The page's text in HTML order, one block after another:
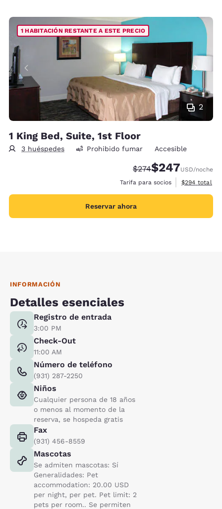
2
1 HABITACIÓN RESTANTE A ESTE PRECIO
1 King Bed, Suite, 1st Floor
3 huéspedes Prohibido fumar Accesible
Precio tachado:
$274Precio con
$247USD/noche
Tarifa para socios
Ver detalles
$294 total
Reservar ahora
INFORMACIÓN
Detalles esenciales
Registro de entrada
3:00 PM
Check-Out
11:00 AM
Número de teléfono
(931) 287-2250
Niños
Cualquier persona de 18 años
o menos al momento de la
reserva, se hospeda gratis
Fax
(931) 456-8559
Mascotas
Se admiten mascotas: Sí
Generalidades: Pet
accommodation: 20.00 USD
per night, per pet. Pet limit: 2
pets per room.. Se permiten